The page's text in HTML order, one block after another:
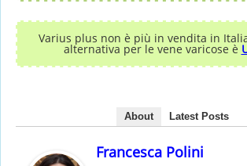
Varius plus non è più in vendita in
alternativa per le vene varicose è
About Latest Posts
Francesca Polini